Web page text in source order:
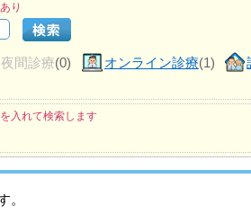
り
夜間診療(0) オンライン診療(1)
入れて検索します
。